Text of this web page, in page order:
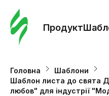
Продукт
Головна
Шаблони
Шаблон листа до свята
любов" для індустрії